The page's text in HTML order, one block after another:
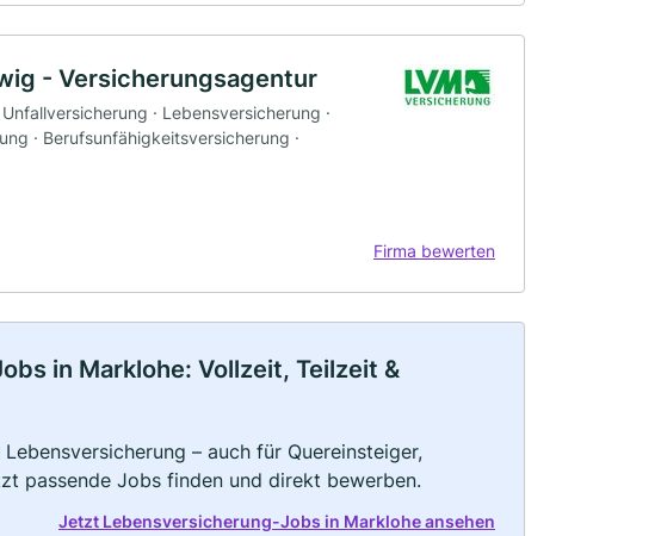
- Versicherungsagentur
· Lebensversicherung ·
· Berufsunfähigkeitsversicherung ·
Firma bewerten
in Marklohe: Vollzeit, Teilzeit &
– auch für Quereinsteiger,
passende Jobs finden und direkt bewerben.
Jetzt Lebensversicherung-Jobs in Marklohe ansehen